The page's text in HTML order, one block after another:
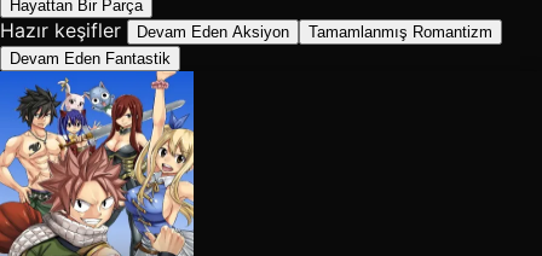
Hayattan Bir Parça
Hazır keşifler Devam Eden Aksiyon
Tamamlanmış Romantizm
Devam Eden Fantastik